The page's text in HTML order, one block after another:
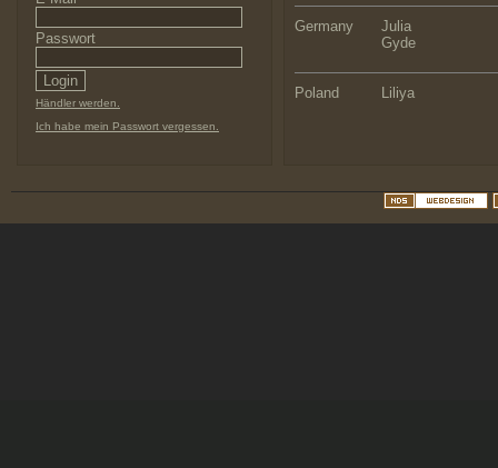
Passwort
Händler werden.
Ich habe mein Passwort vergessen.
Germany
Julia
Gyde
Poland Liliya